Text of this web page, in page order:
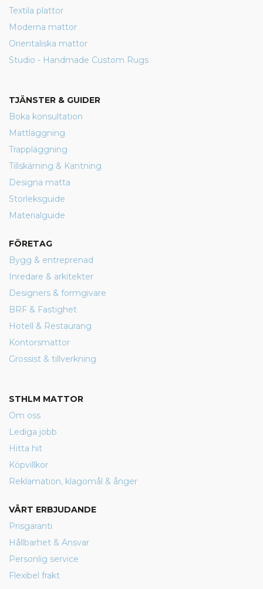
Textila plattor
Moderna mattor
Orientaliska mattor
Studio - Handmade Custom Rugs
TJÄNSTER & GUIDER
Boka konsultation
Mattläggning
Trappläggning
Tillskärning & Kantning
Designa matta
Storleksguide
Materialguide
FÖRETAG
Bygg & entreprenad
Inredare & arkitekter
Designers & formgivare
BRF & Fastighet
Hotell & Restaurang
Kontorsmattor
Grossist & tillverkning
STHLM MATTOR
Om oss
Lediga jobb
Hitta hit
Köpvillkor
Reklamation, klagomål & ånger
VÅRT ERBJUDANDE
Prisgaranti
Hållbarhet & Ansvar
Personlig service
Flexibel frakt